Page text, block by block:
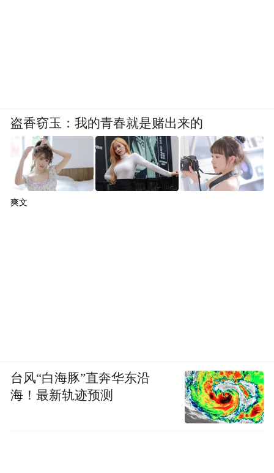
盗香窃玉：我的青春就是赌出来的
爽文
台风“白海豚”直奔华东沿
海！最新轨迹预测